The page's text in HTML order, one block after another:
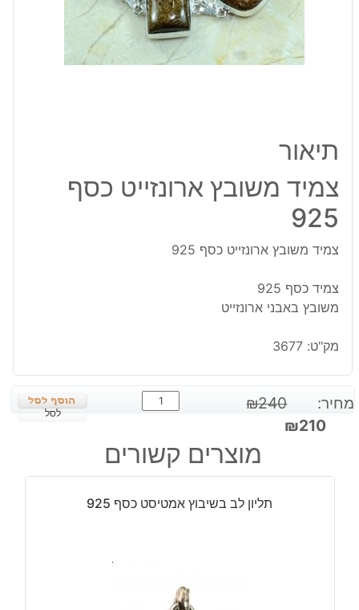
תיאור
צמיד משובץ ארונזייט כסף
925
צמיד משובץ ארונזייט כסף 925
צמיד כסף 925
משובץ באבני ארונזייט
מק"ט: 3677
מחיר: ₪240
המחיר
₪210
המחיר
הנוכחי
הוא:
כמות
של
משובץ
ארונזייט
925
לסל
מוצרים קשורים
תליון לב בשיבוץ אמטיסט כסף 925